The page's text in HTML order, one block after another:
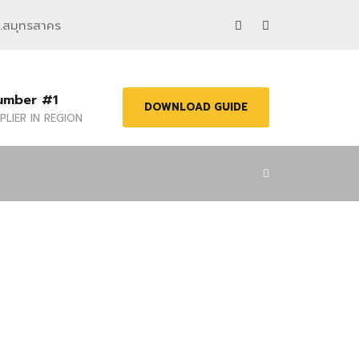
มุทรสาคร
#1
IN REGION
DOWNLOAD GUIDE